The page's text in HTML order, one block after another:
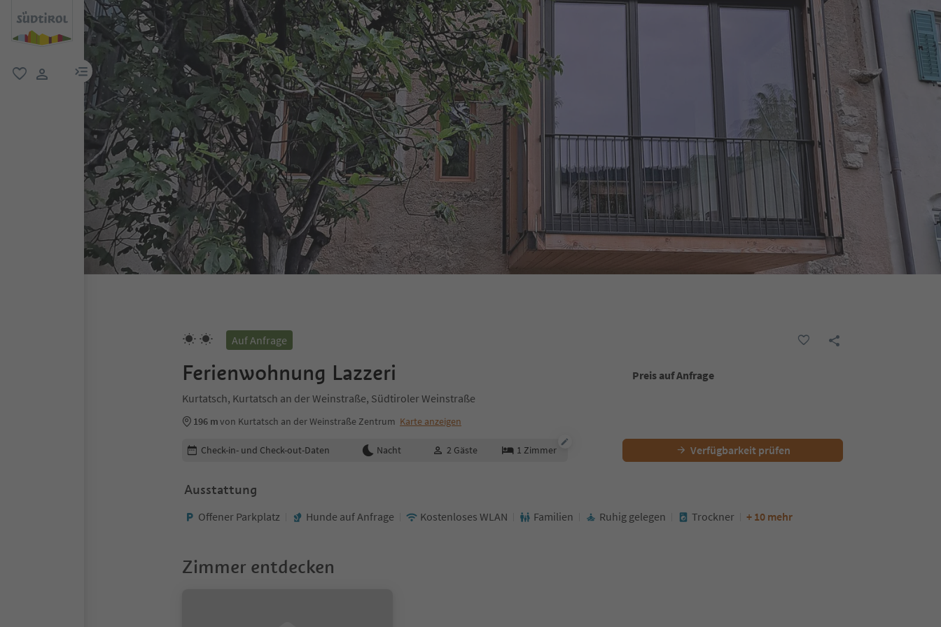
menu link
Auf Anfrage
Ferienwohnung Lazzeri
Kurtatsch, Kurtatsch an der Weinstraße, Südtiroler Weinstraße
196 mvon Kurtatsch an der Weinstraße Zentrum Karte anzeigen
Preis auf Anfrage
Buchungsdetails bearbeiten
Check-in- und Check-out-Daten Nacht 2 Gäste 1 Zimmer Verfügbarkeit prüfen
Ausstattung
Offener Parkplatz Hunde auf Anfrage Kostenloses WLAN Familien Ruhig gelegen Trockner + 10 mehr
Zimmer entdecken